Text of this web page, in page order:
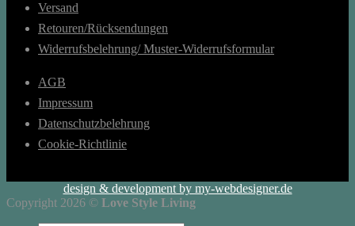
Versand
Retouren/Rücksendungen
Widerrufsbelehrung/ Muster-Widerrufsformular
AGB
Impressum
Datenschutzbelehrung
Cookie-Richtlinie
design & development by my-webdesigner.de
Copyright 2026 © Love Style Living